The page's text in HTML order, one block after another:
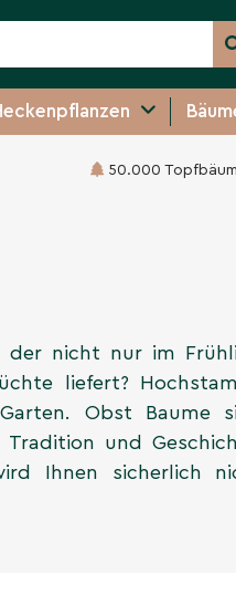
50.000
der nicht nur im
liefert?
Obst Baume
und
Ihnen sicherlich